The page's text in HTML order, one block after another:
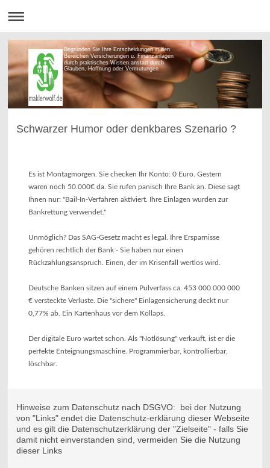
Begründen Sie Ihre Entscheidungen in den
Bereichen Versicherungen u. Finanzanlagen
durch praktisches Wissen anstatt durch
Glauben, Hoffnung oder Vermutungen
Schwarzer Humor oder denkbares Szenario ?
Es ist Montagmorgen. Sie checken Ihr Konto: 0 Euro. Gestern
waren noch 50.000€ da. Sie rufen panisch Ihre Bank an. Diese sagt
Ihnen nur: "Bail-In-Verfahren aktiviert. Ihre Einlagen wurden zur
Bankrettung verwendet."
Unmöglich? Das SAG-Gesetz macht es legal. Ihre Ersparnisse
gehören rechtlich der Bank - Sie haben nur einen
Rückzahlungsanspruch. Einen, der im Krisenfall wertlos wird.
Deutsche Banken sitzen auf einem Pulverfass ca. 453 000 000 000
€ versteckte Verluste. Die "sichere" Einlagensicherung deckt nur
0,77% ab. Ein Kartenhaus vor dem Kollaps.
Der digitale Euro wartet schon. Als "Notlösung" verkauft, ist er die
perfekte Enteignungsmaschine. Programmierbar, kontrollierbar,
löschbar.
Hinweise zum Datenschutz nach DSGVO: bei der Nutzung
von "Links" endet die Datenschutz-erklärung dieser Webseite
und es gilt die Datenschutzerklärung der "Zielseite" - falls Sie
damit nicht einverstanden sind, vermeiden Sie die Nutzung
dieser Links